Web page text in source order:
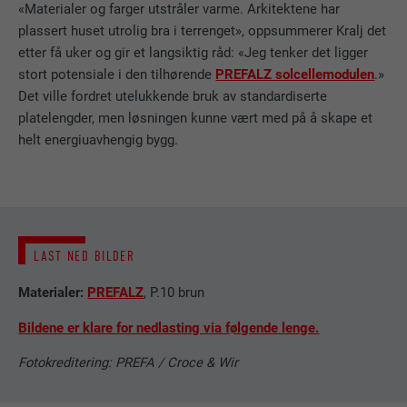
«Materialer og farger utstråler varme. Arkitektene har
plassert huset utrolig bra i terrenget», oppsummerer Kralj det
etter få uker og gir et langsiktig råd: «Jeg tenker det ligger
stort potensiale i den tilhørende PREFALZ solcellemodulen.»
Det ville fordret utelukkende bruk av standardiserte
platelengder, men løsningen kunne vært med på å skape et
helt energiuavhengig bygg.
LAST NED BILDER
Materialer: PREFALZ, P.10 brun
Bildene er klare for nedlasting via følgende lenge.
Fotokreditering: PREFA / Croce & Wir
akseptert.
Brukes av Google Analytics for å begrense
forespørselsraten.
NAVN _gid
TILBYDER Google Universal Analytics
FORMÅL
besøkende eller nettstedet fungerer.
TILBYDER Google Optimize
FORMÅL
entydig ID som brukes til å lagre dine
foretrukne innstillinger og annen
informasjon, spesielt ditt foretrukne språk,
hvor mange søkeresultater som skal vises
per side (f.eks. 10 eller 20) og hvorvidt
Google SafeSearch-filteret skal være
aktivert.
TILBYDER
FORLØP Økt
FORMÅL
Lagrer hvilket språk brukeren har valgt for